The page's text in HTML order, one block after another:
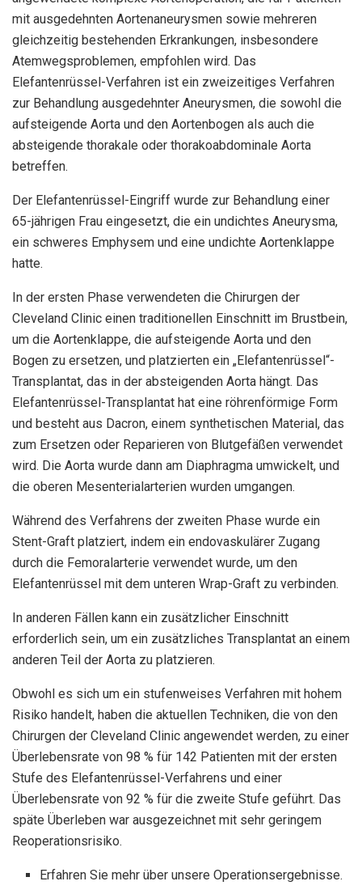
mit ausgedehnten Aortenaneurysmen sowie mehreren
gleichzeitig bestehenden Erkrankungen, insbesondere
Atemwegsproblemen, empfohlen wird. Das
Elefantenrüssel-Verfahren ist ein zweizeitiges Verfahren
zur Behandlung ausgedehnter Aneurysmen, die sowohl die
aufsteigende Aorta und den Aortenbogen als auch die
absteigende thorakale oder thorakoabdominale Aorta
betreffen.
Der Elefantenrüssel-Eingriff wurde zur Behandlung einer
65-jährigen Frau eingesetzt, die ein undichtes Aneurysma,
ein schweres Emphysem und eine undichte Aortenklappe
hatte.
In der ersten Phase verwendeten die Chirurgen der
Cleveland Clinic einen traditionellen Einschnitt im Brustbein,
um die Aortenklappe, die aufsteigende Aorta und den
Bogen zu ersetzen, und platzierten ein „Elefantenrüssel“-
Transplantat, das in der absteigenden Aorta hängt. Das
Elefantenrüssel-Transplantat hat eine röhrenförmige Form
und besteht aus Dacron, einem synthetischen Material, das
zum Ersetzen oder Reparieren von Blutgefäßen verwendet
wird. Die Aorta wurde dann am Diaphragma umwickelt, und
die oberen Mesenterialarterien wurden umgangen.
Während des Verfahrens der zweiten Phase wurde ein
Stent-Graft platziert, indem ein endovaskulärer Zugang
durch die Femoralarterie verwendet wurde, um den
Elefantenrüssel mit dem unteren Wrap-Graft zu verbinden.
In anderen Fällen kann ein zusätzlicher Einschnitt
erforderlich sein, um ein zusätzliches Transplantat an einem
anderen Teil der Aorta zu platzieren.
Obwohl es sich um ein stufenweises Verfahren mit hohem
Risiko handelt, haben die aktuellen Techniken, die von den
Chirurgen der Cleveland Clinic angewendet werden, zu einer
Überlebensrate von 98 % für 142 Patienten mit der ersten
Stufe des Elefantenrüssel-Verfahrens und einer
Überlebensrate von 92 % für die zweite Stufe geführt. Das
späte Überleben war ausgezeichnet mit sehr geringem
Reoperationsrisiko.
Erfahren Sie mehr über unsere Operationsergebnisse.